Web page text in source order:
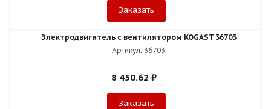
Заказать
Электродвигатель с вентилятором KOGAST 36703
Артикул: 36703
8 450.62 ₽
Заказать